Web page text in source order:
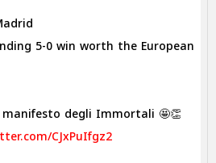
5-0 win worth the European
degli Immortali 🤩👏
CJxPuIfgz2